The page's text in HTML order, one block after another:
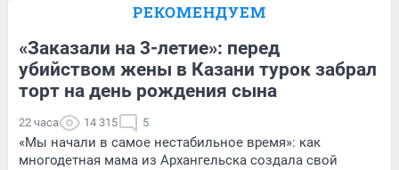
РЕКОМЕНДУЕМ
«Заказали на 3-летие»: перед
убийством жены в Казани турок забрал
торт на день рождения сына
22 часа 14 315 5
«Мы начали в самое нестабильное время»: как
многодетная мама из Архангельска создала свой